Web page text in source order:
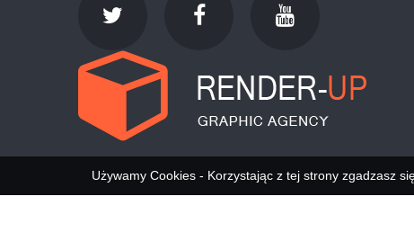
Używamy Cookies - Korzystając z tej strony zgadzasz